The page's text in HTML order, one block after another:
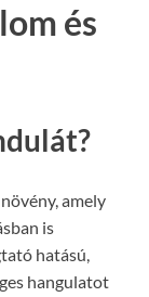
és
amely
is
hatású,
hangulatot